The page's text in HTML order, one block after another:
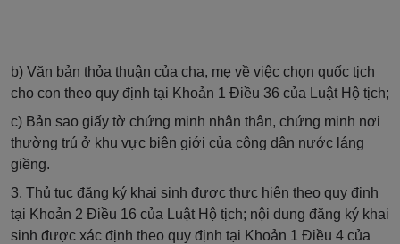
b) Văn bản thỏa thuận của cha, mẹ về việc chọn quốc tịch
cho con theo quy định tại Khoản 1 Điều 36 của Luật Hộ tịch;
c) Bản sao giấy tờ chứng minh nhân thân, chứng minh nơi
thường trú ở khu vực biên giới của công dân nước láng
giềng.
3. Thủ tục đăng ký khai sinh được thực hiện theo quy định
tại Khoản 2 Điều 16 của Luật Hộ tịch; nội dung đăng ký khai
sinh được xác định theo quy định tại Khoản 1 Điều 4 của